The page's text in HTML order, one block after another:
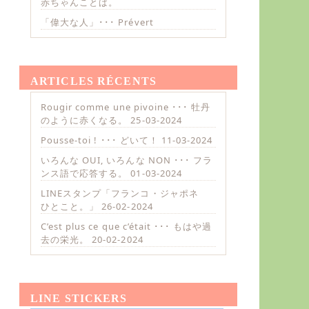
「偉大な人」･･･ Prévert
ARTICLES RÉCENTS
Rougir comme une pivoine ･･･ 牡丹
のように赤くなる。
25-03-2024
Pousse-toi ! ･･･ どいて！
11-03-2024
いろんな OUI, いろんな NON ･･･ フラ
ンス語で応答する。
01-03-2024
LINEスタンプ「フランコ・ジャポネ
ひとこと。」
26-02-2024
C’est plus ce que c’était ･･･ もはや過
去の栄光。
20-02-2024
LINE STICKERS